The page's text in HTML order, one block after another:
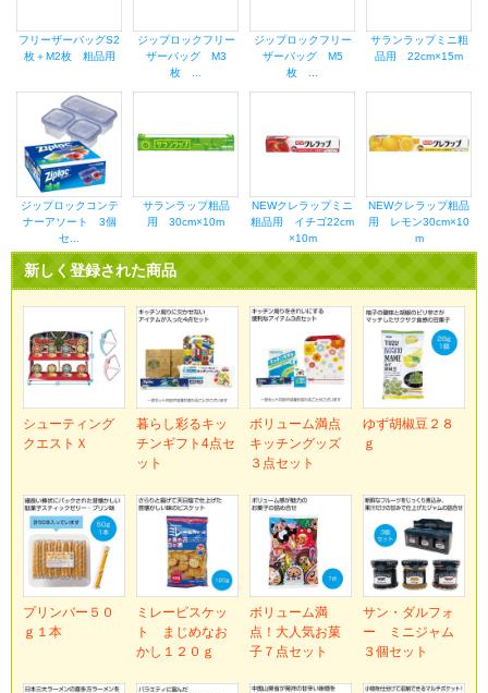
フリーザーバッグS2
枚＋M2枚 粗品用
ジップロックフリー
ザーバッグ M3
枚 ...
ジップロックフリー
ザーバッグ M5
枚 ...
サランラップミニ粗
品用 22cm×15m
ジップロックコンテ
ナーアソート 3個
セ...
サランラップ粗品
用 30cm×10m
NEWクレラップミニ
粗品用 イチゴ22cm
×10m
NEWクレラップ粗品
用 レモン30cm×10
m
新しく登録された商品
シューティング
クエストＸ
暮らし彩るキッ
チンギフト4点セ
ット
ボリューム満点
キッチングッズ
３点セット
ゆず胡椒豆２８
ｇ
プリンバー５０
ｇ１本
ミレービスケッ
ト まじめなお
かし１２０ｇ
ボリューム満
点！大人気お菓
子７点セット
サン・ダルフォ
ー ミニジャム
３個セット